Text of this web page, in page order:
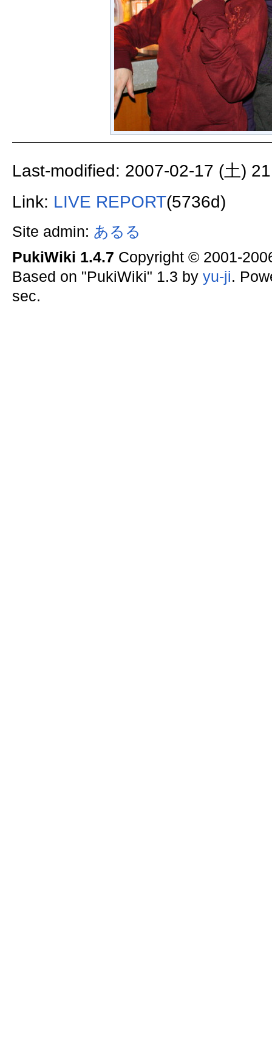
Last-modified: 2007-02-17 (土)
Link: LIVE REPORT(5736d)
Site admin: あるる
PukiWiki 1.4.7 Copyright © 2001-
Based on "PukiWiki" 1.3 by yu-ji.
sec.